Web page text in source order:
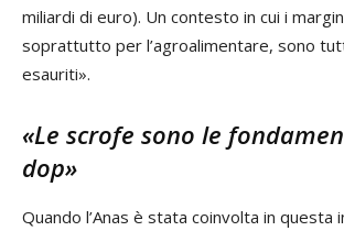
miliardi di euro). Un contesto in cui i
soprattutto per l’agroalimentare, sono
esauriti».
«Le scrofe sono le
dop»
Quando l’Anas è stata coinvolta in questa